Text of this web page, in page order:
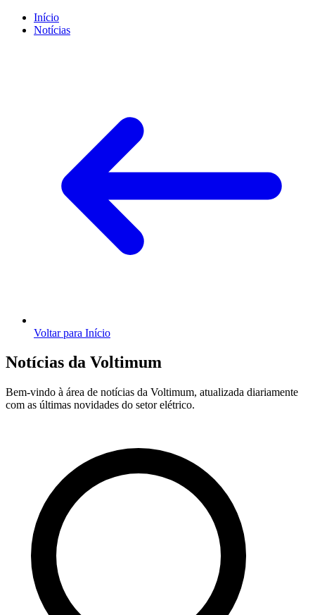
Início
Notícias
Voltar para Início
Notícias da Voltimum
Bem-vindo à área de notícias da Voltimum, atualizada diariamente
com as últimas novidades do setor elétrico.